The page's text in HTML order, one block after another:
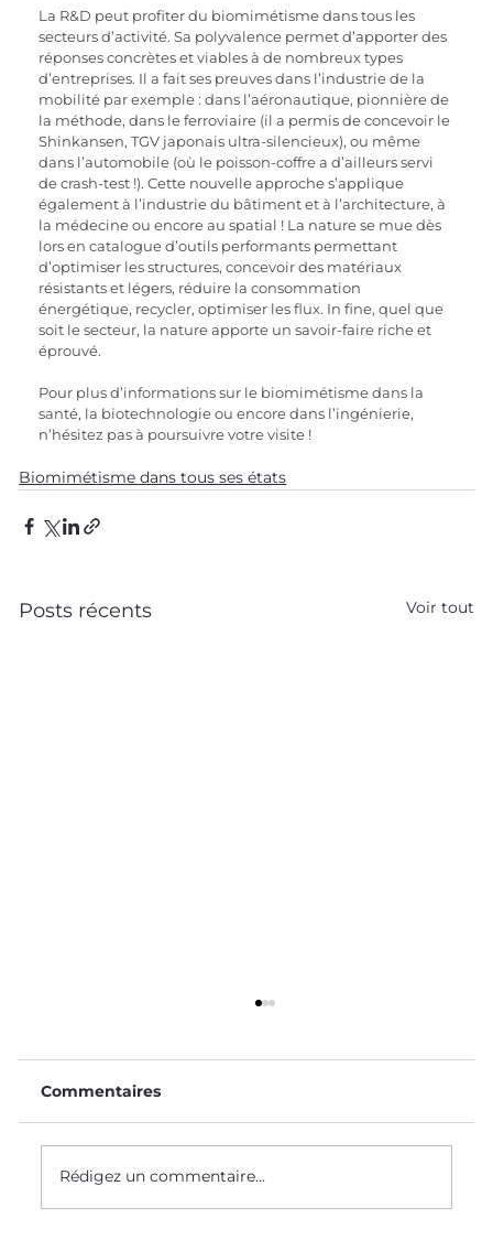
La R&D peut profiter du biomimétisme dans tous les
secteurs d’activité. Sa polyvalence permet d’apporter des
réponses concrètes et viables à de nombreux types
d’entreprises. Il a fait ses preuves dans l’industrie de la
mobilité par exemple : dans l’aéronautique, pionnière de
la méthode, dans le ferroviaire (il a permis de concevoir le
Shinkansen, TGV japonais ultra-silencieux), ou même
dans l’automobile (où le poisson-coffre a d’ailleurs servi
de crash-test !). Cette nouvelle approche s’applique
également à l’industrie du bâtiment et à l’architecture, à
la médecine ou encore au spatial ! La nature se mue dès
lors en catalogue d’outils performants permettant
d’optimiser les structures, concevoir des matériaux
résistants et légers, réduire la consommation
énergétique, recycler, optimiser les flux. In fine, quel que
soit le secteur, la nature apporte un savoir-faire riche et
éprouvé.
Pour plus d’informations sur le biomimétisme dans la
santé, la biotechnologie ou encore dans l’ingénierie,
n’hésitez pas à poursuivre votre visite !
Biomimétisme dans tous ses états
Posts récents Voir tout
Commentaires
Rédigez un commentaire...